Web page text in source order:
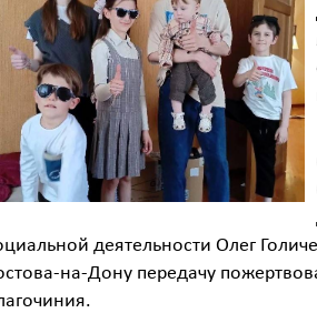
деятельности Олег
на-Дону передачу